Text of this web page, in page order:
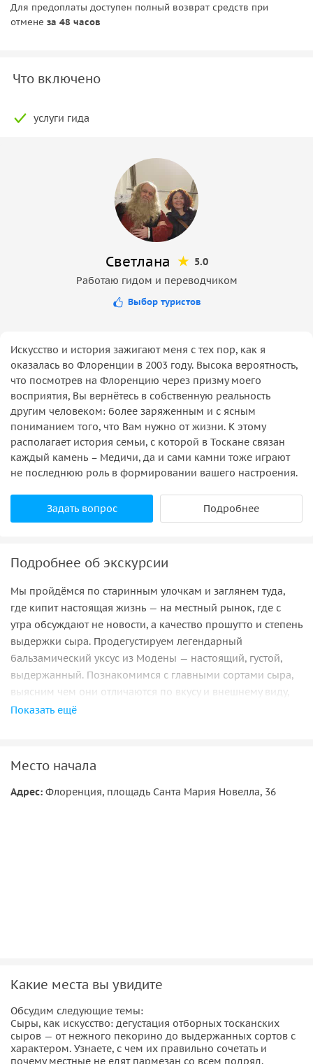
Для предоплаты доступен полный возврат средств при
отмене за 48 часов
Что включено
услуги гида
Светлана
5.0
Работаю гидом и переводчиком
Выбор туристов
Искусство и история зажигают меня с тех пор, как я
оказалась во Флоренции в 2003 году. Высока вероятность,
что посмотрев на Флоренцию через призму моего
восприятия, Вы вернётесь в собственную реальность
другим человеком: более заряженным и с ясным
пониманием того, что Вам нужно от жизни. К этому
располагает история семьи, с которой в Тоскане связан
каждый камень – Медичи, да и сами камни тоже играют
не последнюю роль в формировании вашего настроения.
Задать вопрос Подробнее
Подробнее об экскурсии
Мы пройдёмся по старинным улочкам и заглянем туда,
где кипит настоящая жизнь — на местный рынок, где с
утра обсуждают не новости, а качество прошутто и степень
выдержки сыра. Продегустируем легендарный
бальзамический уксус из Модены — настоящий, густой,
выдержанный. Познакомимся с главными сортами сыра,
выясним чем они отличаются по вкусу и внешнему виду,
начнем понимать какие вкусы нравятся тосканцам. Вы
трюфель в Тоскане — это культ и как не купить подделку.
горчинку и свежесть и понимать как они влияют на блюдо
Показать ещё
Место начала
Адрес: Флоренция, площадь Санта Мария Новелла, 36
Какие места вы увидите
Обсудим следующие темы:
Сыры, как искусство: дегустация отборных тосканских
сыров — от нежного пекорино до выдержанных сортов с
характером. Узнаете, с чем их правильно сочетать и
почему местные не едят пармезан со всем подряд.